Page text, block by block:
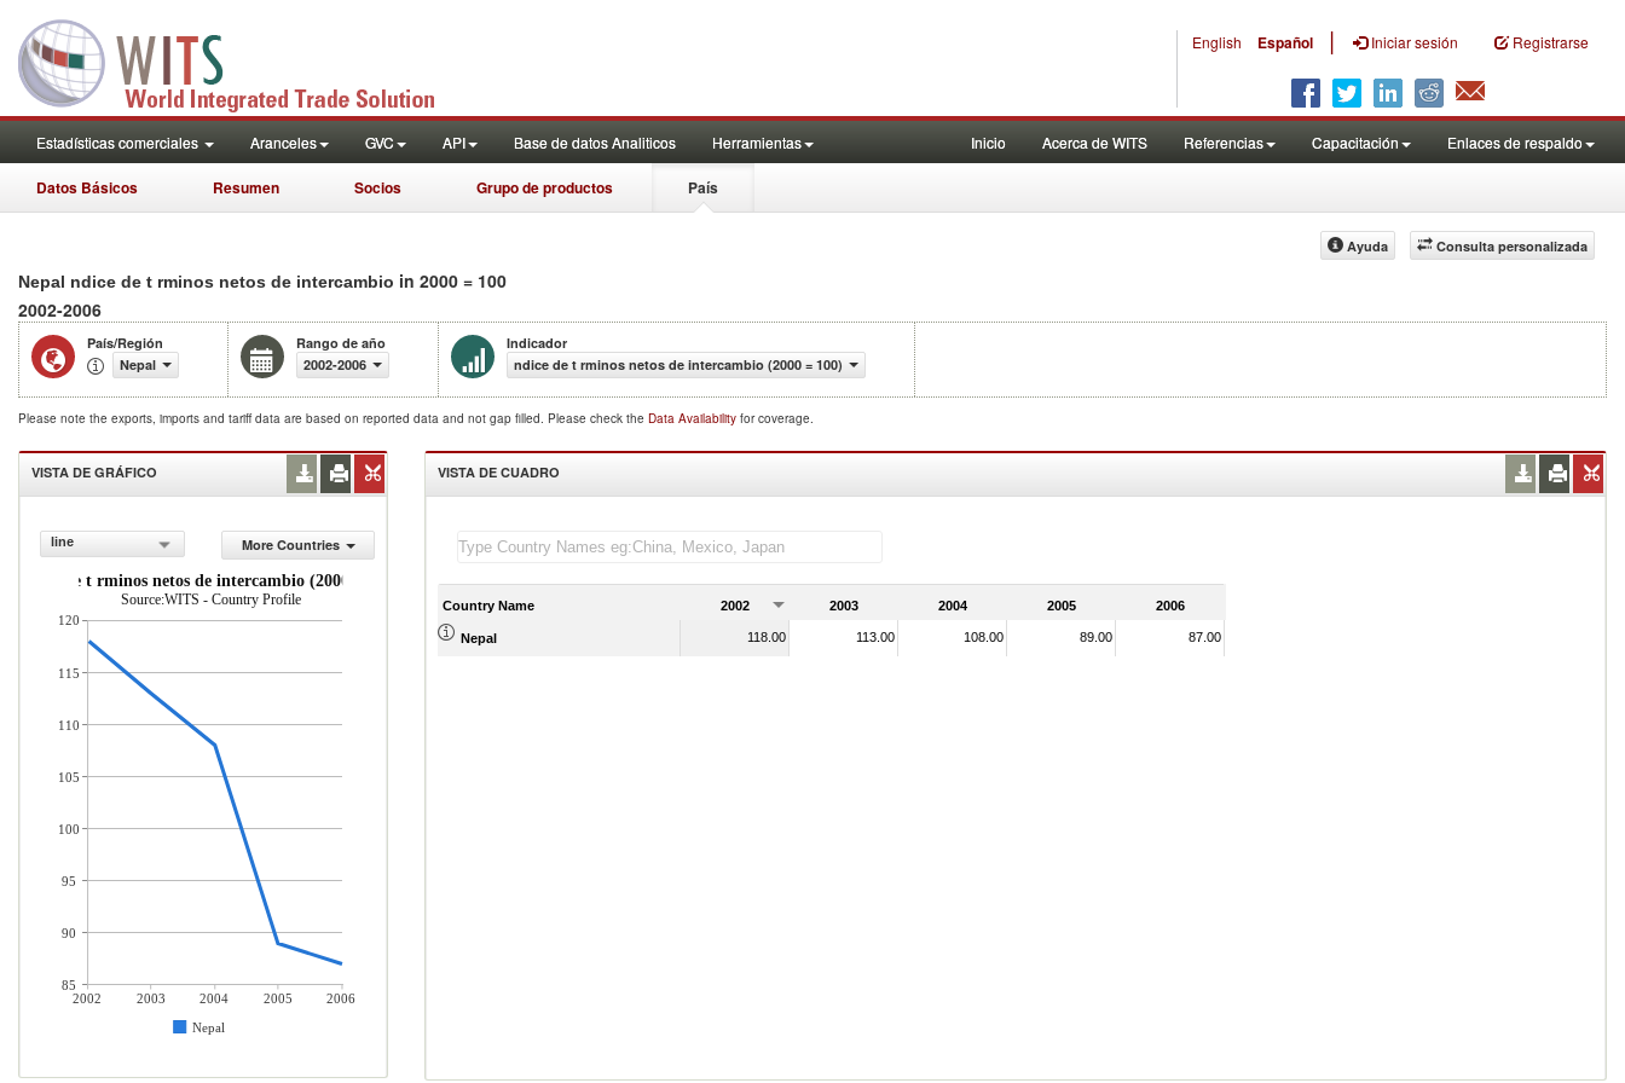
English Español | Iniciar sesión Registrarse
Estadísticas comerciales Aranceles GVC API Base de datos Analiticos Herramientas Inicio Acerca de WITS Referencias Capacitación Enlaces de respaldo
Datos Básicos Resumen Socios Grupo de productos País
Consulta personalizada
Ayuda
Nepal ndice de t rminos netos de intercambio in 2000 = 100
2002-2006
País/Región
Nepal
Rango de año
2002-2006
Indicador
ndice de t rminos netos de intercambio (2000 = 100)
Please note the exports, imports and tariff data are based on reported data and not gap filled. Please check the Data Availability for coverage.
VISTA DE GRÁFICO
line
More Countries
ndice de t rminos netos de intercambio (2000 = 100)
Source:WITS - Country Profile
2002 2003 2004 2005
2006
Nepal
120
115
110
105
100
95
90
85
VISTA DE CUADRO
Country Name 2002 2003 2004 2005 2006
Nepal 118.00 113.00 108.00 89.00 87.00